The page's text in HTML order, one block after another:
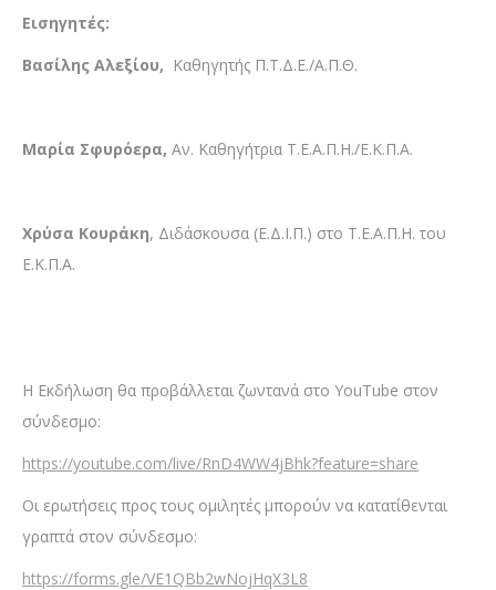
Εισηγητές:
Βασίλης Αλεξίου, Καθηγητής Π.Τ.Δ.Ε./Α.Π.Θ.
Μαρία Σφυρόερα, Αν. Καθηγήτρια Τ.Ε.Α.Π.Η./Ε.Κ.Π.Α.
Χρύσα Κουράκη, Διδάσκουσα (Ε.Δ.Ι.Π.) στο Τ.Ε.Α.Π.Η. του
Ε.Κ.Π.Α.
Η Εκδήλωση θα προβάλλεται ζωντανά στο YouTube στον
σύνδεσμο:
https://youtube.com/live/RnD4WW4jBhk?feature=share
Οι ερωτήσεις προς τους ομιλητές μπορούν να κατατίθενται
γραπτά στον σύνδεσμο:
https://forms.gle/VE1QBb2wNojHqX3L8